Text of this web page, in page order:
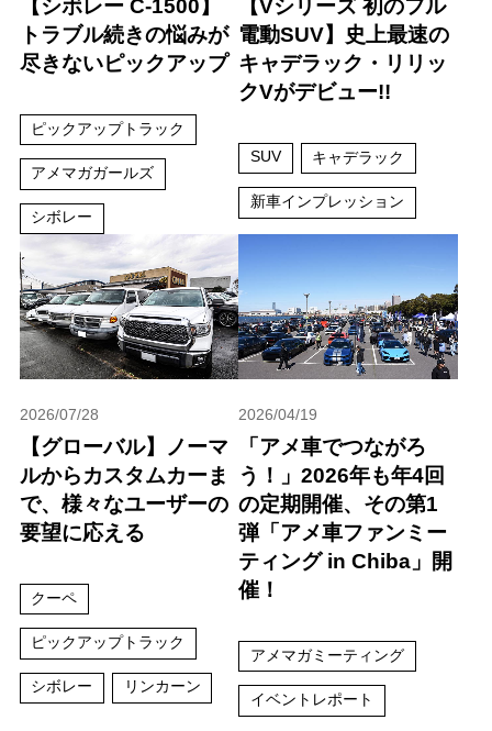
【シボレー C-1500】
トラブル続きの悩みが
尽きないピックアップ
ピックアップトラック
アメマガガールズ
シボレー
【Vシリーズ 初のフル
電動SUV】史上最速の
キャデラック・リリッ
クVがデビュー!!
SUV キャデラック
新車インプレッション
2026/07/28
【グローバル】ノーマ
ルからカスタムカーま
で、様々なユーザーの
要望に応える
クーペ
ピックアップトラック
シボレー リンカーン
2026/04/19
「アメ車でつながろ
う！」2026年も年4回
の定期開催、その第1
弾「アメ車ファンミー
ティング in Chiba」開
催！
アメマガミーティング
イベントレポート